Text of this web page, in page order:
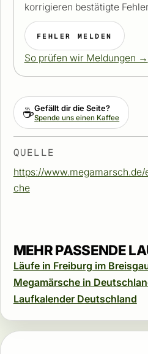
korrigieren bestätigte
FEHLER MELDEN
So prüfen wir Meldungen →
☕Gefällt dir die Seite?
Spende uns einen Kaffee
QUELLE
https://
che
MEHR PASSENDE
Läufe in Freiburg im
Megamärsche in
Laufkalender Deutschland